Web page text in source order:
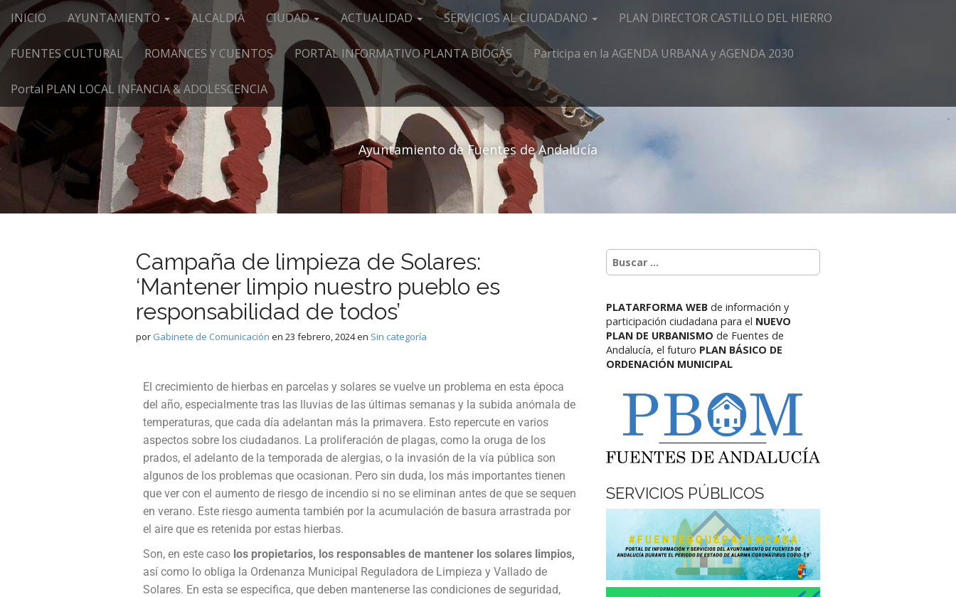
Menú principal
Saltar al contenido
INICIO AYUNTAMIENTO ALCALDIA CIUDAD ACTUALIDAD SERVICIOS AL CIUDADANO PLAN DIRECTOR CASTILLO DEL HIERRO
FUENTES CULTURAL ROMANCES Y CUENTOS PORTAL INFORMATIVO PLANTA BIOGÁS Participa en la AGENDA URBANA y AGENDA 2030
Portal PLAN LOCAL INFANCIA & ADOLESCENCIA
Ayuntamiento de Fuentes de Andalucía
Campaña de limpieza de Solares:
‘Mantener limpio nuestro pueblo es
responsabilidad de todos’
por Gabinete de Comunicación en 23 febrero, 2024en Sin categoría
El crecimiento de hierbas en parcelas y solares se vuelve un problema en esta época
del año, especialmente tras las lluvias de las últimas semanas y la subida anómala de
temperaturas, que cada día adelantan más la primavera. Esto repercute en varios
aspectos sobre los ciudadanos. La proliferación de plagas, como la oruga de los
prados, el adelanto de la temporada de alergias, o la invasión de la vía pública son
algunos de los problemas que ocasionan. Pero sin duda, los más importantes tienen
que ver con el aumento de riesgo de incendio si no se eliminan antes de que se sequen
en verano. Este riesgo aumenta también por la acumulación de basura arrastrada por
el aire que es retenida por estas hierbas.
Son, en este caso los propietarios, los responsables de mantener los solares limpios,
así como lo obliga la Ordenanza Municipal Reguladora de Limpieza y Vallado de
Solares. En esta se especifica, que deben mantenerse las condiciones de seguridad,
PLATARFORMA WEBde información y
participación ciudadana para el NUEVO
PLAN DE URBANISMOde Fuentes de
Andalucía, el futuro PLAN BÁSICO DE
ORDENACIÓN MUNICIPAL
SERVICIOS PÚBLICOS